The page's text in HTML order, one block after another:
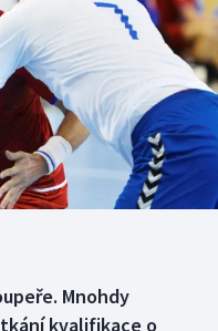
Mnohdy
kvalifikace o